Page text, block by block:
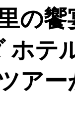
の
ホテ
ア